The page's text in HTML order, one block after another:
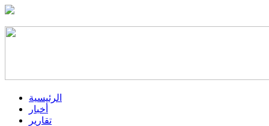
الرئيسية
أخبار
تقارير